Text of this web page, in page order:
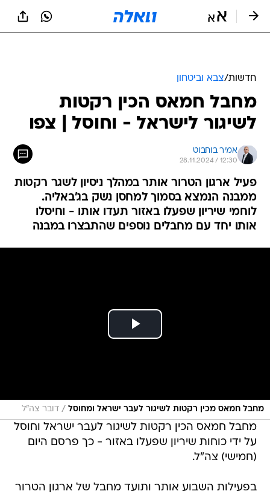
חדשות/צבא וביטחון
מחבל חמאס הכין רקטות
לשיגור לישראל - וחוסל | צפו
אמיר בוחבוט
28.11.2024 / 12:30
פעיל ארגון הטרור אותר במהלך ניסיון לשגר רקטות
ממבנה הנמצא בסמוך למחסן נשק בג'באליה.
לוחמי שיריון שפעלו באזור תעדו אותו - וחיסלו
אותו יחד עם מחבלים נוספים שהתבצרו במבנה
מחבל חמאס מכין רקטות לשיגור לעבר ישראל ומחוסל / דובר צה"ל
מחבל חמאס הכין רקטות לשיגור לעבר ישראל וחוסל
על ידי כוחות שיריון שפעלו באזור - כך פרסם היום
(חמישי) צה"ל.
בפעילות השבוע אותר ותועד מחבל של ארגון הטרור